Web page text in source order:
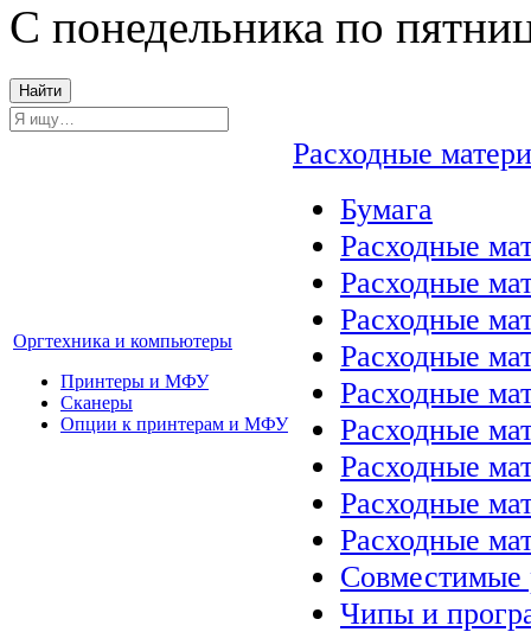
С понедельника по
Найти
Оргтехника и компьютеры
Принтеры и МФУ
Сканеры
Опции к принтерам и МФУ
Расходные
Бумага
Расходные
Расходные
Расходные
Расходные
Расходные
Расходные
Расходные
Расходные
Расходные
Совместимые
Чипы и